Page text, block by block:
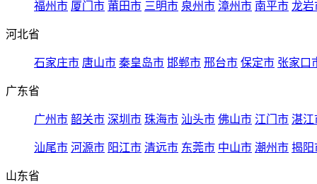
福州市 厦门市 莆田市 三明市 泉州市 漳州市 南平市 龙岩
河北省
石家庄市 唐山市 秦皇岛市 邯郸市 邢台市 保定市 张家口
广东省
广州市 韶关市 深圳市 珠海市 汕头市 佛山市 江门市 湛江
汕尾市 河源市 阳江市 清远市 东莞市 中山市 潮州市 揭阳
山东省